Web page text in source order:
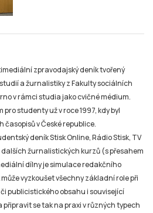
zpravodajský deník tvořený
a žurnalistiky z Fakulty sociálních
v rámci studia jako cvičné médium.
studenty už v roce 1997, kdy byl
v České republice.
deník Stisk Online, Rádio Stisk, TV
žurnalistických kurzů (s přesahem
dílny je simulace redakčního
vyzkoušet všechny základní role při
publicistického obsahu i související
se tak na praxi v různých typech